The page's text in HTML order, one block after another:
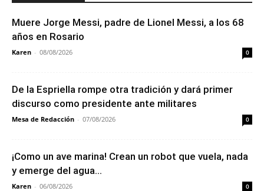
Muere Jorge Messi, padre de Lionel Messi, a los 68
años en Rosario
Karen - 08/08/2026 0
De la Espriella rompe otra tradición y dará primer
discurso como presidente ante militares
Mesa de Redacción - 07/08/2026 0
¡Como un ave marina! Crean un robot que vuela, nada
y emerge del agua...
Karen - 06/08/2026 0